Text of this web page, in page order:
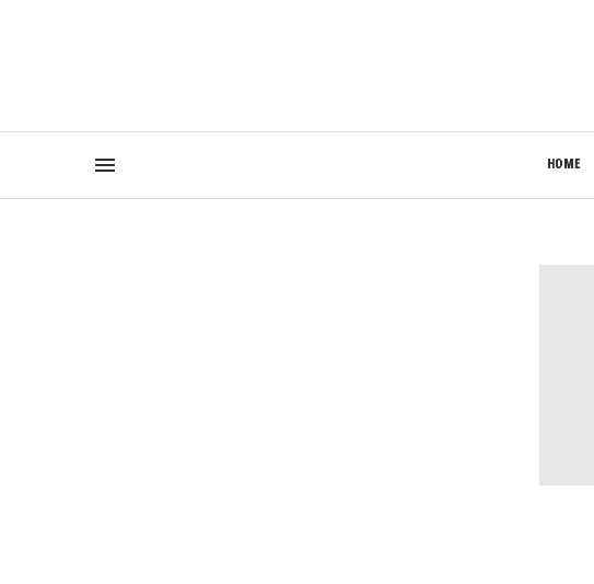
HOME